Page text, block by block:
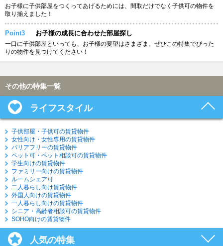
お子様に子供部屋をつくってあげるためには、間取だけでなく子供可の物件を
取り揃えました！
Point3 お子様の成長に合わせた部屋探し
一口に子供部屋といっても、お子様の要望はさまざま。ぜひこの特集でぴった
りの物件を見つけてください！
その他の特集一覧
ライフスタイル
子供部屋・子供可の賃貸物件
女性向け・女性専用の賃貸物件
バリアフリーの賃貸物件
ペット可・ペット相談可の賃貸物件
学生向けの賃貸物件
ファミリー向けの賃貸物件
ルームシェア可
二人暮らし向け賃貸物件
外国人向けの賃貸物件
一人暮らし向けの賃貸物件
シニア・高齢者相談可の賃貸物件
SOHO向けの賃貸物件
人気の特集